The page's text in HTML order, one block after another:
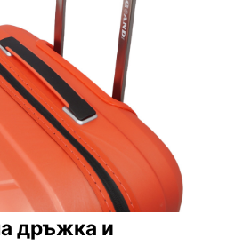
дръжка и